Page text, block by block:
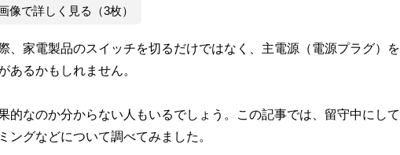
像で詳しく見る（3枚）
、家電製品のスイッチを切るだけではなく、主電源（電源プラグ）を
あるかもしれません。
的なのか分からない人もいるでしょう。この記事では、留守中にして
ングなどについて調べてみました。